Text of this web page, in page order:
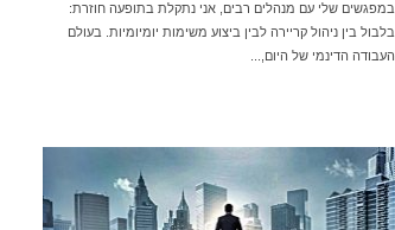
במפגשים שלי עם מנהלים רבים, אני נתקלת בתופעה חוזרת:
בלבול בין ניהול קריירה לבין ביצוע משימות יומיומיות. בעולם
העבודה הדינמי של היום,...